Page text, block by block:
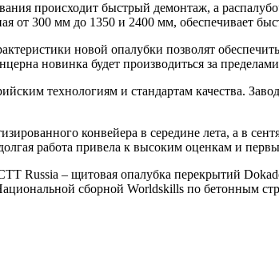
происходит быстрый демонтаж, а
от 300 мм до 1350 и 2400 мм, обеспечивает
новой опалубки позволят
новинка будет производиться за
технологиям и стандартам качества.
конвейера в середине лета, а в
работа привела к высоким оценкам и
Russia – щитовая опалубка перекрытий
сборной Worldskills по бетонным